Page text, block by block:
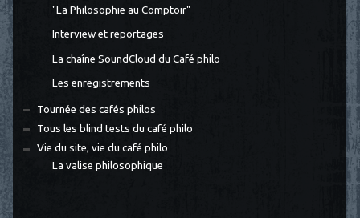
"La Philosophie au Comptoir"
Interview et reportages
La chaîne SoundCloud du Café philo
Les enregistrements
Tournée des cafés philos
Tous les blind tests du café philo
Vie du site, vie du café philo
La valise philosophique